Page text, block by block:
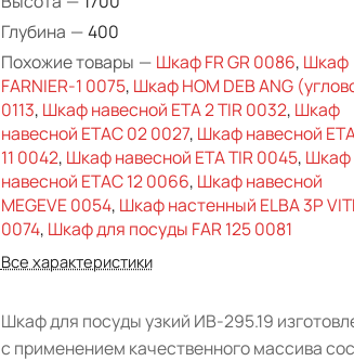
Глубина —400
Похожие товары — Шкаф FR GR 0086, Шкаф
FARNIER-1 0075, Шкаф HOM DEB ANG
0113, Шкаф навесной ETA 2 TIR 0032, Шкаф
навесной ETAC 02 0027, Шкаф навесной
11 0042, Шкаф навесной ETA TIR 0045, Шкаф
навесной ETAC 12 0066, Шкаф навесной
MEGEVE 0054, Шкаф настенный ELBA 3P
0074, Шкаф для посуды FAR 125 0081
Все характеристики
Шкаф для посуды узкий ИВ-295.19
с применением качественного массива